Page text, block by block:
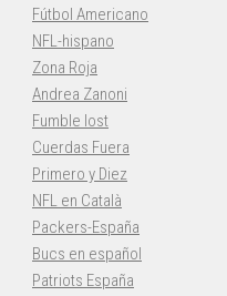
Fútbol Americano
NFL-hispano
Zona Roja
Andrea Zanoni
Fumble lost
Cuerdas Fuera
Primero y Diez
NFL en Català
Packers-España
Bucs en español
Patriots España